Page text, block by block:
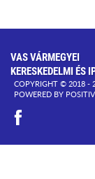
VAS VÁRMEGYEI
KERESKEDELMI ÉS
COPYRIGHT © 2018 -
POWERED BY